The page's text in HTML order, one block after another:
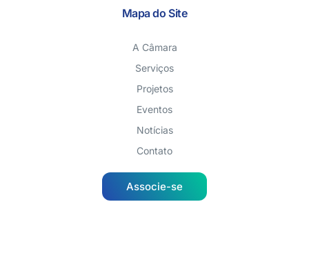
Mapa do Site
A Câmara
Serviços
Projetos
Eventos
Notícias
Contato
Associe-se